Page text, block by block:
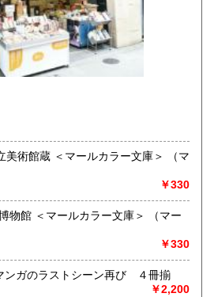
円 鹿児島県
円
土誌、特に熊本の郷土誌を中心に揃
籍、和本、古文書、自筆物から歴
本市電
市電に乗り換えて「通町筋」電停下
。特に古文書・貴重書・古典籍・和
所在地に関係なく是非ともお問い
館蔵 ＜マールカラー文庫＞ （マ
￥330
＜マールカラー文庫＞ （マー
￥330
ンガのラストシーン再び ４冊揃
￥2,200